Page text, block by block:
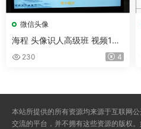
微信头像
海程 头像识人高级班 视频14
集+4集录音
230 4
本站所提供的所有资源均来源于互联网
交流的平台，并不拥有这些资源的版权